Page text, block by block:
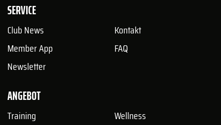
SERVICE
Club News
Member App
Newsletter
Kontakt
FAQ
ANGEBOT
Training
Wellness